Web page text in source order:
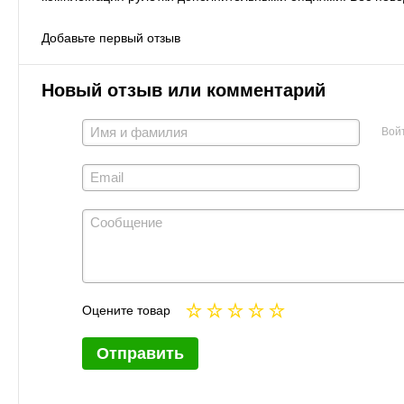
Добавьте первый отзыв
Новый отзыв или комментарий
Оцените товар
Отправить